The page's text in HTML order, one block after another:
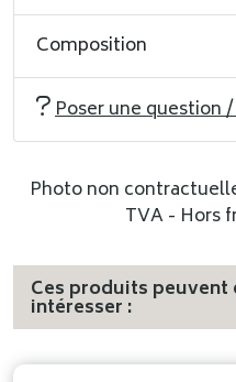
Composition
Poser une question
Photo non
TVA - Hors
Ces produits
intéresser :